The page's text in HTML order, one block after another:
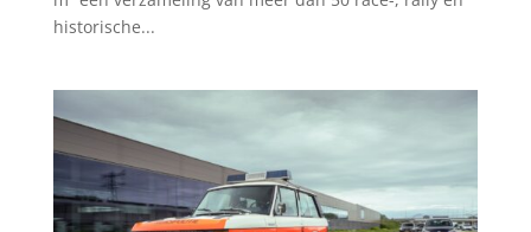
historische...